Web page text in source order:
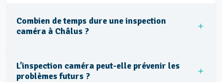
Combien de temps dure une inspection
caméra à Châlus ?
L’inspection caméra peut-elle prévenir les
problèmes futurs ?